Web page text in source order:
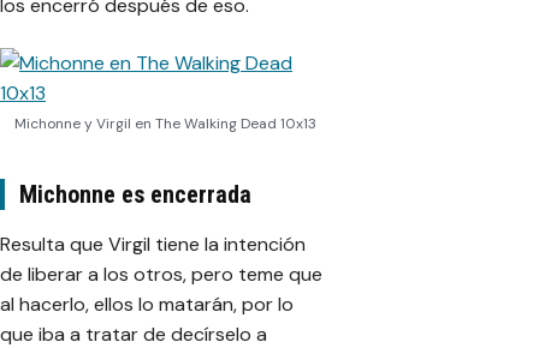
los encerró después de eso.
Michonne y Virgil en The Walking Dead 10x13
Michonne es encerrada
Resulta que Virgil tiene la intención
de liberar a los otros, pero teme que
al hacerlo, ellos lo matarán, por lo
que iba a tratar de decírselo a